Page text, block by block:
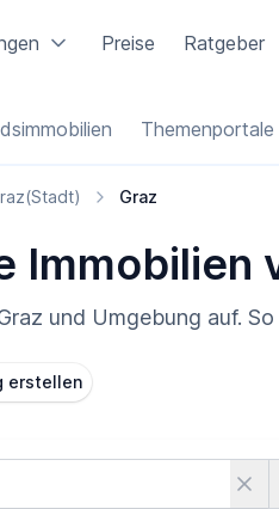
Preise Ratgeber
Themenportale
Graz
Immobilien
und Umgebung auf.
erstellen